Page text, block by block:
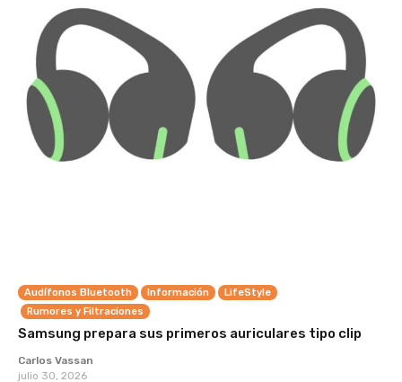
Audífonos Bluetooth Información
LifeStyle
Rumores y Filtraciones
Samsung prepara sus primeros auriculares tipo clip
Carlos Vassan
julio 30, 2026